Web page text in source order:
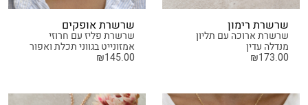
שרשרת רימון
שרשרת ארוכה עם תליון
מנדלה עדין
₪173.00
שרשרת אופקים
שרשרת פליז עם חרוזי
אמזונייט בגווני תכלת ואפור
₪145.00